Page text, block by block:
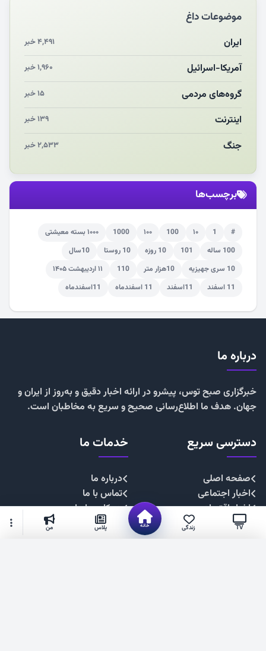
چرایی «استقبال از آقای ایران»
انقلاب مردمی و مردم انقلابی
مرگ خاموش زیست‌محیطی در منطقه تربت‌جام
چو‌ن‌وچرا در «علی‌الاصول» یا انتظار برای تحقق شروط
موضوعات داغ
ایران ۴,۴۹۱ خبر
آمریکا-اسرائیل ۱,۹۶۰ خبر
گروه‌های مردمی ۱۵ خبر
اینترنت ۱۳۹ خبر
جنگ ۲,۵۳۳ خبر
برچسب‌ها
#
1 ۱۰ 100 ۱۰۰ 1000
۱۰۰۰ بسته معیشتی
100 ساله
101 10 روزه 10 روستا
10سال
10 سری جهیزیه
10هزار متر 110
۱۱ اردیبهشت ۱۴۰۵
11 اسفند
11اسفند 11 اسفندماه 11اسفندماه
TV زندگی خانه پلاس من
درباره ما
خبرگزاری صبح توس، پیشرو در ارائه اخبار دقیق و به‌روز از ایران و
جهان. هدف ما اطلاع‌رسانی صحیح و سریع به مخاطبان است.
دسترسی سریع
صفحه اصلی
اخبار اجتماعی
اخبار اقتصادی
اخبار چندرسانه
خدمات ما
درباره ما
تماس با ما
همکاری با ما
تبلیغات